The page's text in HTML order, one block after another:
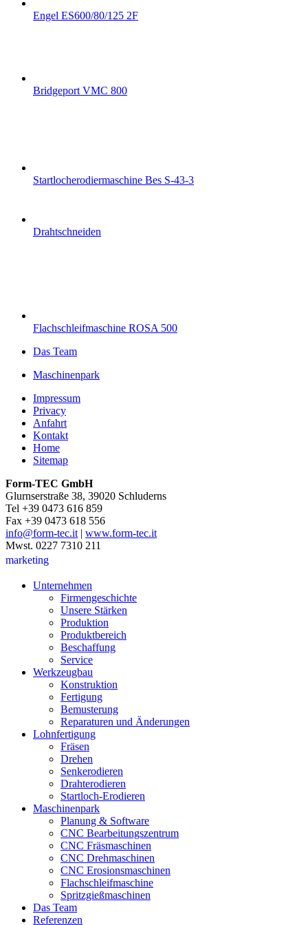
Engel ES600/80/125 2F
Bridgeport VMC 800
Startlocherodiermaschine Bes S-43-3
Drahtschneiden
Flachschleifmaschine ROSA 500
Das Team
Maschinenpark
Impressum
Privacy
Anfahrt
Kontakt
Home
Sitemap
Form-TEC GmbH
Glurnserstraße 38, 39020 Schluderns
Tel +39 0473 616 859
Fax +39 0473 618 556
info@form-tec.it| www.form-tec.it
Mwst. 0227 7310 211
marketing
Unternehmen
Firmengeschichte
Unsere Stärken
Produktion
Produktbereich
Beschaffung
Service
Werkzeugbau
Konstruktion
Fertigung
Bemusterung
Reparaturen und Änderungen
Lohnfertigung
Fräsen
Drehen
Senkerodieren
Drahterodieren
Startloch-Erodieren
Maschinenpark
Planung & Software
CNC Bearbeitungszentrum
CNC Fräsmaschinen
CNC Drehmaschinen
CNC Erosionsmaschinen
Flachschleifmaschine
Spritzgießmaschinen
Das Team
Referenzen